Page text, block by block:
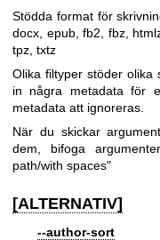
Stödda format för
docx, epub, fb2, fbz,
tpz, txtz
Olika filtyper stöder olika
in några metadata för
metadata att ignoreras.
När du skickar
dem, bifoga
path/with spaces"
[ALTERNATIV]
--author-sort